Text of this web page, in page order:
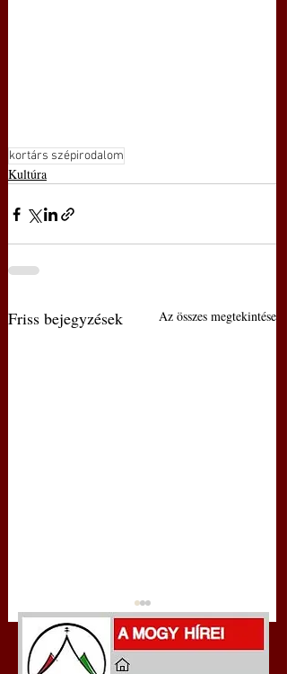
kortárs szépirodalom
Kultúra
Friss bejegyzések Az összes megtekintése